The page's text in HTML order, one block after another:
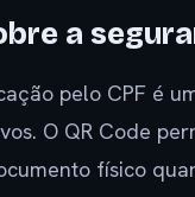
a
pelo CPF é
O QR Code
físico